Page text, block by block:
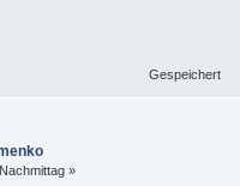
Gespeichert
»